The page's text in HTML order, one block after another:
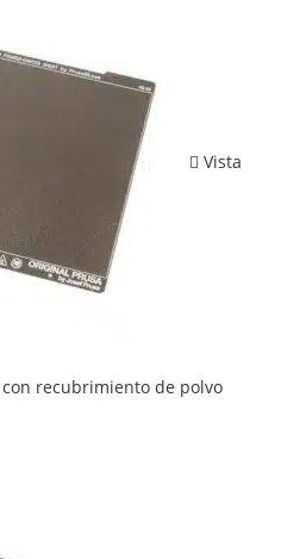
Vista
recubrimiento de polvo